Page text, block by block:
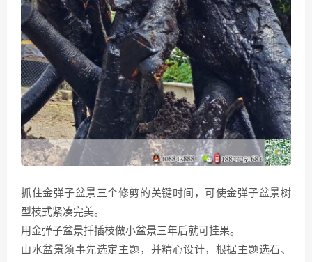
抓住金弹子盆景三个修剪的关键时间，可使金弹子盆景树
型枝式紧凑完美。
用金弹子盆景扦插枝做小盆景三年后就可挂果。
山水盆景须事先选定主题，并精心设计，根据主题选石、